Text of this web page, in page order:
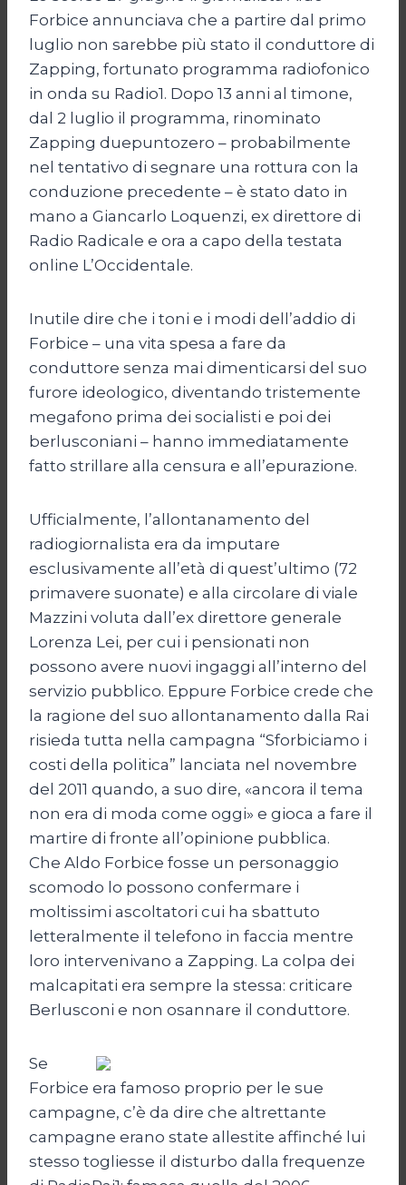
Forbice annunciava che a partire dal primo
luglio non sarebbe più stato il conduttore di
Zapping, fortunato programma radiofonico
in onda su Radio1. Dopo 13 anni al timone,
dal 2 luglio il programma, rinominato
Zapping duepuntozero – probabilmente
nel tentativo di segnare una rottura con la
conduzione precedente – è stato dato in
mano a Giancarlo Loquenzi, ex direttore di
Radio Radicale e ora a capo della testata
online L’Occidentale.
Inutile dire che i toni e i modi dell’addio di
Forbice – una vita spesa a fare da
conduttore senza mai dimenticarsi del suo
furore ideologico, diventando tristemente
megafono prima dei socialisti e poi dei
berlusconiani – hanno immediatamente
fatto strillare alla censura e all’epurazione.
Ufficialmente, l’allontanamento del
radiogiornalista era da imputare
esclusivamente all’età di quest’ultimo (72
primavere suonate) e alla circolare di viale
Mazzini voluta dall’ex direttore generale
Lorenza Lei, per cui i pensionati non
possono avere nuovi ingaggi all’interno del
servizio pubblico. Eppure Forbice crede che
la ragione del suo allontanamento dalla Rai
risieda tutta nella campagna “Sforbiciamo i
costi della politica” lanciata nel novembre
del 2011 quando, a suo dire, «ancora il tema
non era di moda come oggi» e gioca a fare il
martire di fronte all’opinione pubblica.
Che Aldo Forbice fosse un personaggio
scomodo lo possono confermare i
moltissimi ascoltatori cui ha sbattuto
letteralmente il telefono in faccia mentre
loro intervenivano a Zapping. La colpa dei
malcapitati era sempre la stessa: criticare
Berlusconi e non osannare il conduttore.
Se
Forbice era famoso proprio per le sue
campagne, c’è da dire che altrettante
campagne erano state allestite affinché lui
stesso togliesse il disturbo dalla frequenze